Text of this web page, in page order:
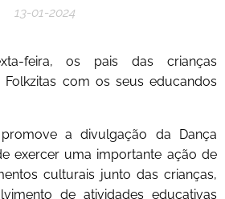
13-01-2024
feira, os pais das crianças
com os seus educandos
a divulgação da Dança
exercer uma importante ação de
culturais junto das crianças,
de atividades educativas